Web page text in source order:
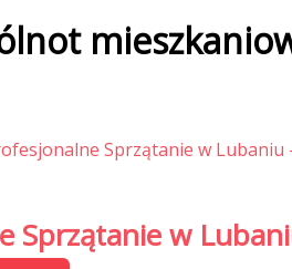
Sprzątanie w